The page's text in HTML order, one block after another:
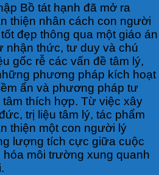
Bồ tát hạnh đã mở ra
thiện nhân cách con người
đẹp thông qua một giáo án
nhận thức, tư duy và chú
gốc rễ các vấn đề tâm lý,
phương pháp kích hoạt
ẩn và phương pháp tư
thích hợp. Từ việc xây
trị liệu tâm lý, tác phẩm
thiện một con người lý
lượng tích cực giữa cuộc
môi trường xung quanh